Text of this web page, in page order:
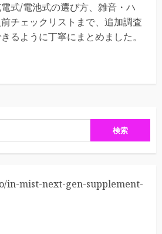
式/電池式の選び方、雑音・ハ
チェックリストまで、追加調査
るように丁寧にまとめました。
in-mist-next-gen-supplement-